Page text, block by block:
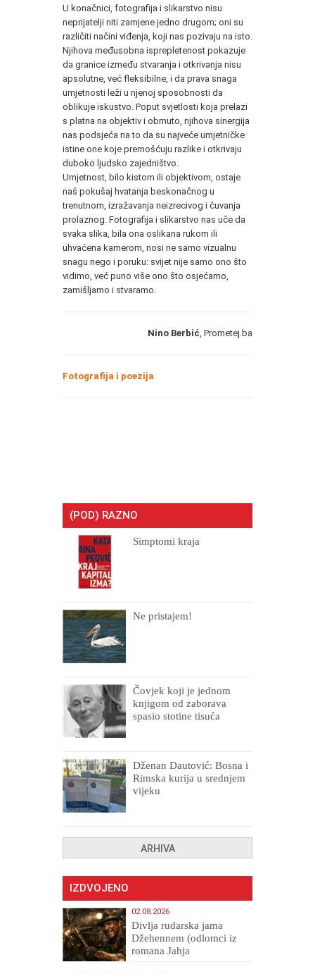
U konačnici, fotografija i slikarstvo nisu
neprijatelji niti zamjene jedno drugom; oni su
različiti načini viđenja, koji nas pozivaju na isto.
Njihova međusobna isprepletenost pokazuje
da granice između stvaranja i otkrivanja nisu
apsolutne, već fleksibilne, i da prava snaga
umjetnosti leži u njenoj sposobnosti da
oblikuje iskustvo. Poput svjetlosti koja prelazi
s platna na objektiv i obrnuto, njihova sinergija
nas podsjeća na to da su najveće umjetničke
istine one koje premošćuju razlike i otkrivaju
duboko ljudsko zajedništvo.
Umjetnost, bilo kistom ili objektivom, ostaje
naš pokušaj hvatanja beskonačnog u
trenutnom, izražavanja neizrecivog i čuvanja
prolaznog. Fotografija i slikarstvo nas uče da
svaka slika, bila ona oslikana rukom ili
uhvaćena kamerom, nosi ne samo vizualnu
snagu nego i poruku: svijet nije samo ono što
vidimo, već puno više ono što osjećamo,
zamišljamo i stvaramo.
Nino Berbić , Prometej.ba
Fotografija i poezija
(POD) RAZNO
Simptomi kraja
Ne pristajem!
Čovjek koji je jednom
knjigom od zaborava
spasio stotine tisuća
Dženan Dautović: Bosna i
Rimska kurija u srednjem
vijeku
ARHIVA
IZDVOJENO
02.08.2026
Divlja rudarska jama
Džehennem (odlomci iz
romana Jahja